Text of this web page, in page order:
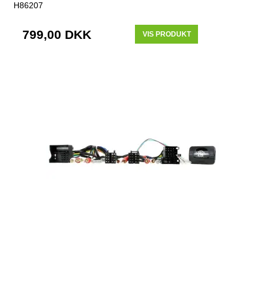
H86207
799,00 DKK VIS PRODUKT